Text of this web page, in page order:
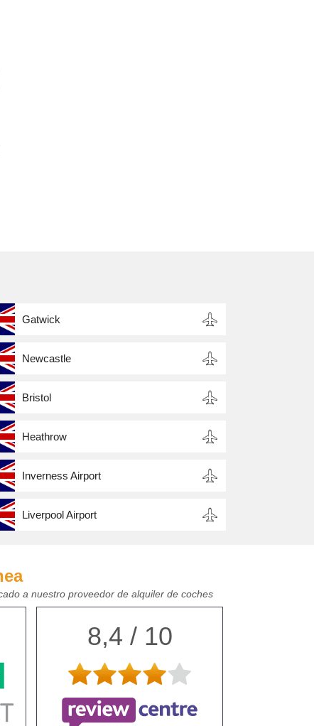
Gatwick
Newcastle
Bristol
Heathrow
Inverness Airport
Liverpool Airport
a nuestro proveedor de alquiler de coches
8,4 / 10